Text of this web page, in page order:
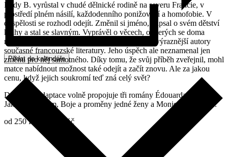
Přidat do kalendáře
Eddy B. vyrůstal v chudé dělnické rodině na severu Francie, v
prostředí plném násilí, každodenního ponižování a homofobie. V
dospělosti se rozhodl odejít. Změnil si jméno, napsal o svém dětství
knihy a stal se slavným. Vyprávěl o věcech, o kterých se doma
nikdy nemluvilo, a právě tím se zapsal mezi nejvýraznější autory
současné francouzské literatury. Jeho úspěch ale neznamenal jen
změnu pro něj samotného. Díky tomu, že svůj příběh zveřejnil, mohl
matce nabídnout možnost také odejít a začít znovu. Ale za jakou
cenu, když jejich soukromí teď zná celý svět?
Divadelní adaptace volně propojuje tři romány Édouarda Louise:
Jak se stát jiným, Boje a proměny jedné ženy a Monique na útěku.
od 250 Kč do 360 Kč